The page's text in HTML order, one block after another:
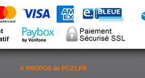
A PROPOS de PC21.FR